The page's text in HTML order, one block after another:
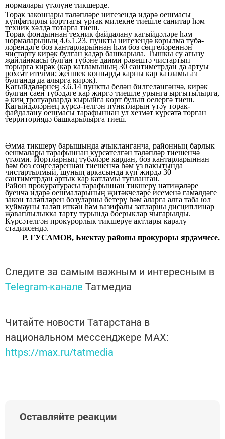
нормалары үтәлүне тикшерде.
Торак законнары таләпләре нигезендә идарә оешмасы
күпфатирлы йорттагы уртак милекне тиешле санитар һәм
техник хәлдә тотарга тиеш.
Торак фондыннан техник файдалану кагыйдәләре һәм
нормаларының 4.6.1.23. пункты нигезендә корылма түбә-
ләрендәге боз кантарларыннан һәм боз сөңгеләреннән
чистарту кирәк булган кадәр башкарыла. Тышкы су агызу
җайланмасы булган түбәне даими рәвештә чистартып
торырга кирәк (кар катламының 30 сантиметрдан да артуы
рөхсәт ителми; җепшек көннәрдә карны кар катламы аз
булганда да алырга кирәк).
Кагыйдәләрнең 3.6.14 пункты белән билгеләнгәнчә, кирәк
булган саен түбәдәге кар җиргә тиешле урынга ыргытылырга,
ә киң тротуарларда кырыйга көрт булып өелергә тиеш.
Кагыйдәләрнең күрсә-телгән пунктларын үтәү торак-
файдалану оешмасы тарафыннан ул хезмәт күрсәтә торган
территориядә башкарылырга тиеш.
Әмма тикшерү барышында ачыкланганча, районның барлык
оешмалары тарафыннан күрсәтелгән таләпләр тиешенчә
үтәлми. Йортларның түбәләре кардан, боз кантарларыннан
һәм боз сөңгеләреннән тиешенчә һәм үз вакытында
чистартылмый, шуның аркасында күп җирдә 30
сантиметрдан артык кар катламы тупланган.
Район прокуратурасы тарафыннан тикшерү нәтиҗәләре
буенча идарә оешмаларының җитәкчеләре исеменә гамәлдәге
закон таләпләрен бозуларны бетерү һәм аларга алга таба юл
куймауны таләп иткән һәм вазифалы затларны дисциплинар
җаваплылыкка тарту турында боерыклар чыгарылды.
Күрсәтелгән прокурорлык тикшерүе актлары каралу
стадиясендә.
Р. ГУСАМОВ, Биектау районы прокуроры ярдәмчесе.
Следите за самым важным и интересным в
Telegram-канале Татмедиа
Читайте новости Татарстана в
национальном мессенджере MАХ:
https://max.ru/tatmedia
Оставляйте реакции